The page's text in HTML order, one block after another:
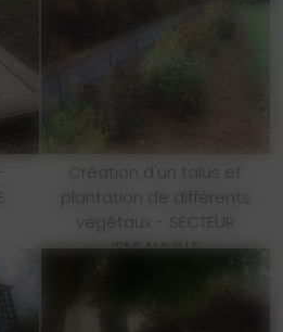
Création d'un talus et
plantation de différents
végétaux - SECTEUR
ISNEAUVILLE